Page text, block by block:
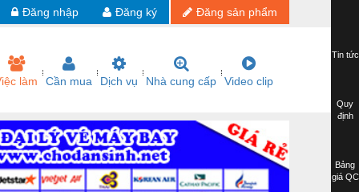
Đăng sản phẩm
Đăng ký
Đăng nhập
làm Cần mua Dịch vụ Nhà cung cấp Video clip
Tin tức
Quy
định
Bảng
giá QC